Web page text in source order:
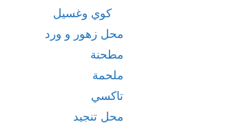
كوي وغسيل
محل زهور و ورد
مطحنة
ملحمة
تاكسي
محل تنجيد